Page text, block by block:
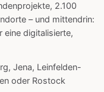
2.100
– und mittendrin:
eine digitalisierte,
Jena, Leinfelden-
oder Rostock